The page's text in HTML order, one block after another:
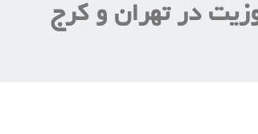
در تهران و کرج